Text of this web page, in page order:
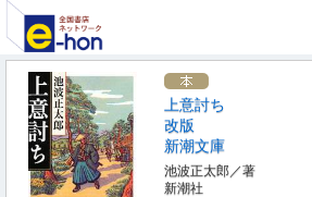
上意討ち
改版
新潮文庫
池波正太郎／著
新潮社